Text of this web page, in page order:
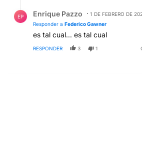
EP Enrique Pazzo
1 DE FEBRERO DE
Responder a Federico Gawner
es tal cual... es tal cual
RESPONDER 3 1